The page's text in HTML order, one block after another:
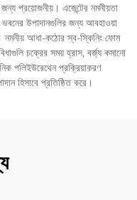
প্রয়োজনীয়। এজেন্টের নমনীয়তা
উপাদানগুলির জন্য আবহাওয়া
নমনীয় আধা-কঠোর স্ব-স্কিনিং ফোম
চক্রের সময় হ্রাস, বর্জ্য কমানো
পলিইউরেথেন প্রক্রিয়াকরণ
হিসাবে প্রতিষ্ঠিত করে।